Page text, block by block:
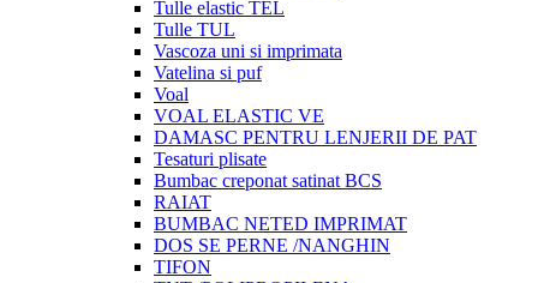
Tulle elastic TEL
Tulle TUL
Vascoza uni si imprimata
Vatelina si puf
Voal
VOAL ELASTIC VE
DAMASC PENTRU LENJERII DE PAT
Tesaturi plisate
Bumbac creponat satinat BCS
RAIAT
BUMBAC NETED IMPRIMAT
DOS SE PERNE /NANGHIN
TIFON